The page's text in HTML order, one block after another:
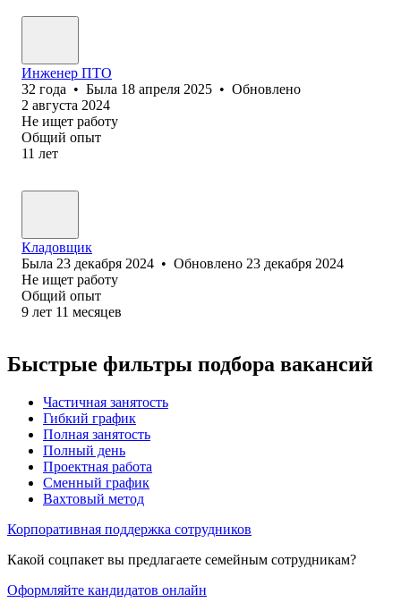
Инженер ПТО
32 года • Была 18 апреля 2025 • Обновлено
2 августа 2024
Не ищет работу
Общий опыт
11 лет
Кладовщик
Была 23 декабря 2024 • Обновлено 23 декабря 2024
Не ищет работу
Общий опыт
9 лет 11 месяцев
Быстрые фильтры подбора вакансий
Частичная занятость
Гибкий график
Полная занятость
Полный день
Проектная работа
Сменный график
Вахтовый метод
Корпоративная поддержка сотрудников
Какой соцпакет вы предлагаете семейным сотрудникам?
Оформляйте кандидатов онлайн